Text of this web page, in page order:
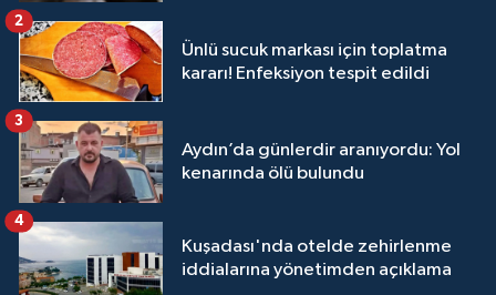
Ünlü sucuk markası için toplatma
kararı! Enfeksiyon tespit edildi
2
Aydın’da günlerdir aranıyordu: Yol
kenarında ölü bulundu
3
Kuşadası'nda otelde zehirlenme
iddialarına yönetimden açıklama
4